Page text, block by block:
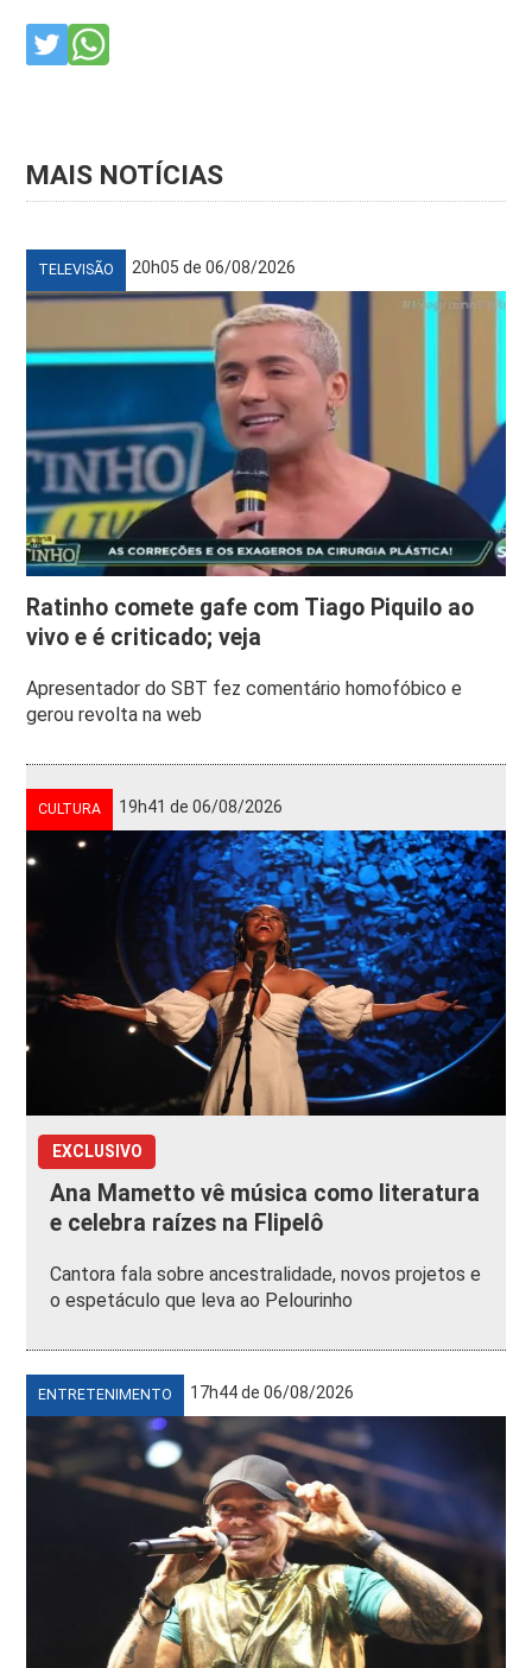
MAIS NOTÍCIAS
TELEVISÃO 20h05 de 06/08/2026
Ratinho comete gafe com Tiago Piquilo ao
vivo e é criticado; veja
Apresentador do SBT fez comentário homofóbico e
gerou revolta na web
CULTURA 19h41 de 06/08/2026
EXCLUSIVO
Ana Mametto vê música como literatura
e celebra raízes na Flipelô
Cantora fala sobre ancestralidade, novos projetos e
o espetáculo que leva ao Pelourinho
ENTRETENIMENTO 17h44 de 06/08/2026